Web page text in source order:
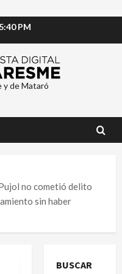
PM
y de Mataró
no cometió delito
sin haber
BUSCAR